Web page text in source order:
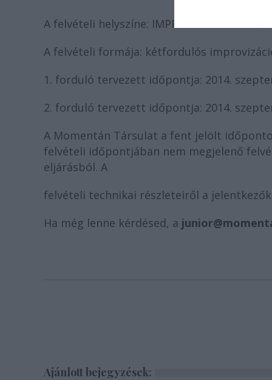
A felvételi helyszíne: IMPRÓ – Kreatív
A felvételi formája: kétfordulós
1. forduló tervezett időpontja: 2014.
2. forduló tervezett időpontja: 2014.
A Momentán Társulat a fent jelölt
felvételi időpontjában nem megjelenő
eljárásból. A
felvételi technikai részleteiről a
Ha még lenne kérdésed, a
Ajánlott bejegyzések: